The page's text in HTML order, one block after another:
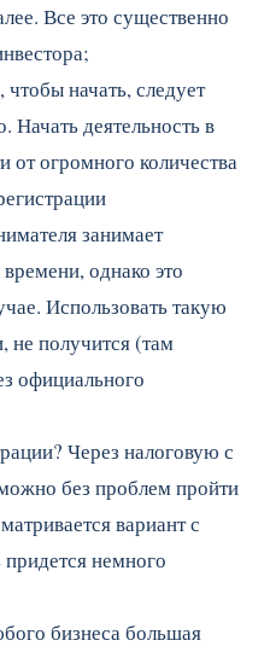
Все это существенно
начать, следует
Начать деятельность в
от огромного количества
занимает
однако это
Использовать такую
не получится (там
официального
Через налоговую с
без проблем пройти
вариант с
немного
бизнеса большая